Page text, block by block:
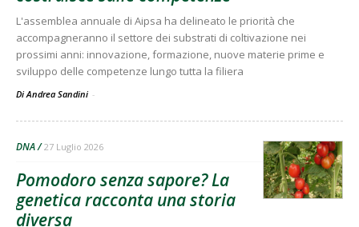
L'assemblea annuale di Aipsa ha delineato le priorità che
accompagneranno il settore dei substrati di coltivazione nei
prossimi anni: innovazione, formazione, nuove materie prime e
sviluppo delle competenze lungo tutta la filiera
Di Andrea Sandini -
DNA 27 Luglio 2026
Pomodoro senza sapore? La
genetica racconta una storia
diversa